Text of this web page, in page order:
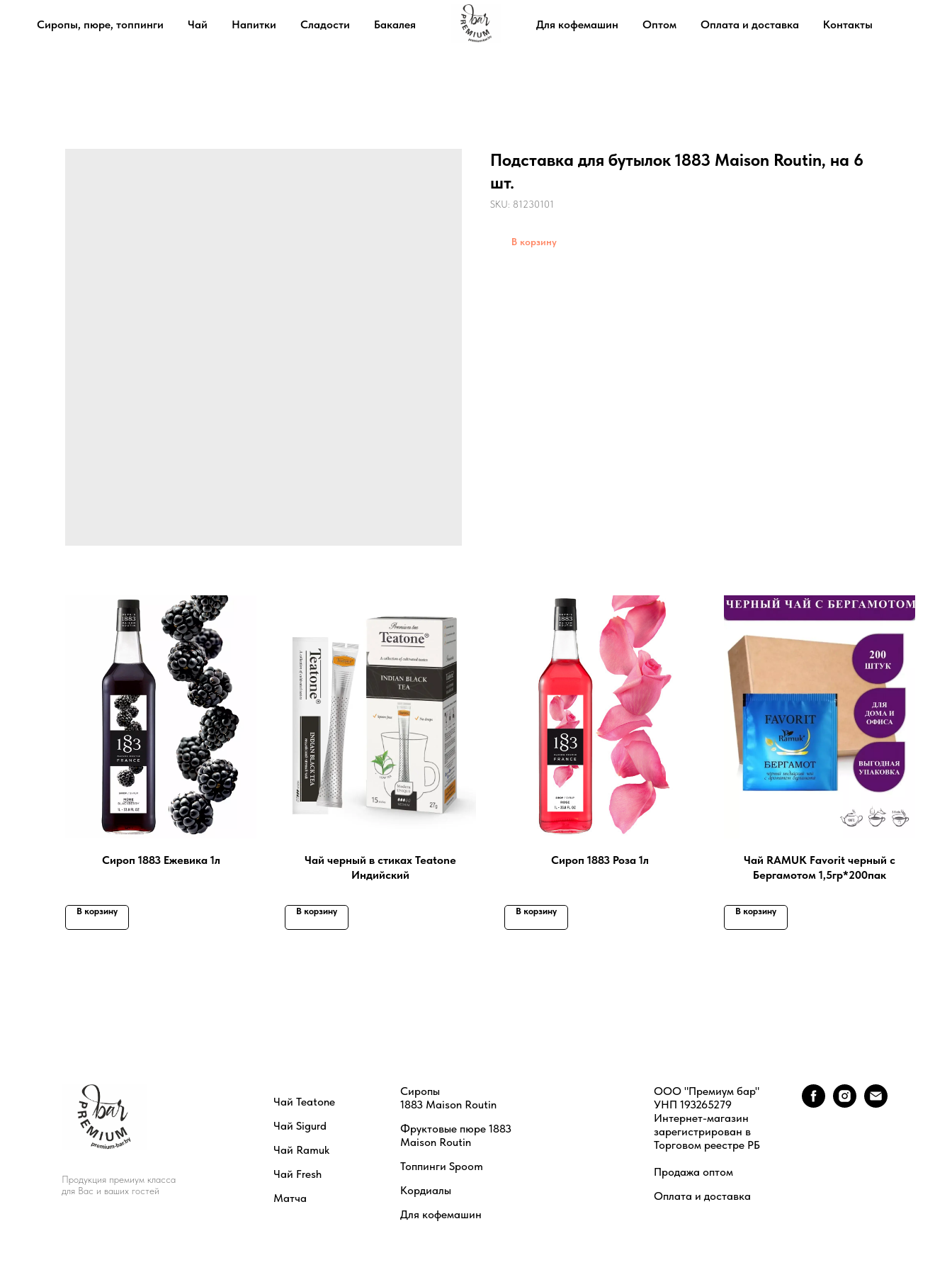
Сиропы, пюре, топпинги Чай Напитки Сладости Бакалея Для кофемашин Оптом Оплата и доставка Контакты
Подставка для бутылок 1883 Maison Routin, на 6
шт.
SKU: 81230101
В корзину
Сироп 1883 Ежевика 1л
В корзину
Чай черный в стиках Teatone
Индийский
В корзину
Сироп 1883 Роза 1л
В корзину
Чай RAMUK Favorit черный с
Бергамотом 1,5гр*200пак
В корзину
Продукция премиум класса
для Вас и ваших гостей
Чай Teatone
Чай Sigurd
Чай Ramuk
Чай Fresh
Матча
Сиропы
1883 Maison Routin
Фруктовые пюре 1883
Maison Routin
Топпинги Spoom
Кордиалы
Для кофемашин
ООО "Премиум бар"
УНП 193265279
Интернет-магазин
зарегистрирован в
Торговом реестре РБ
Продажа оптом
Оплата и доставка